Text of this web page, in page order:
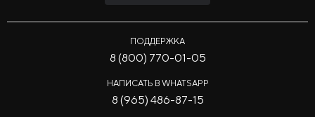
ПОДДЕРЖКА
8 (800) 770-01-05
НАПИСАТЬ В WHATSAPP
8 (965) 486-87-15